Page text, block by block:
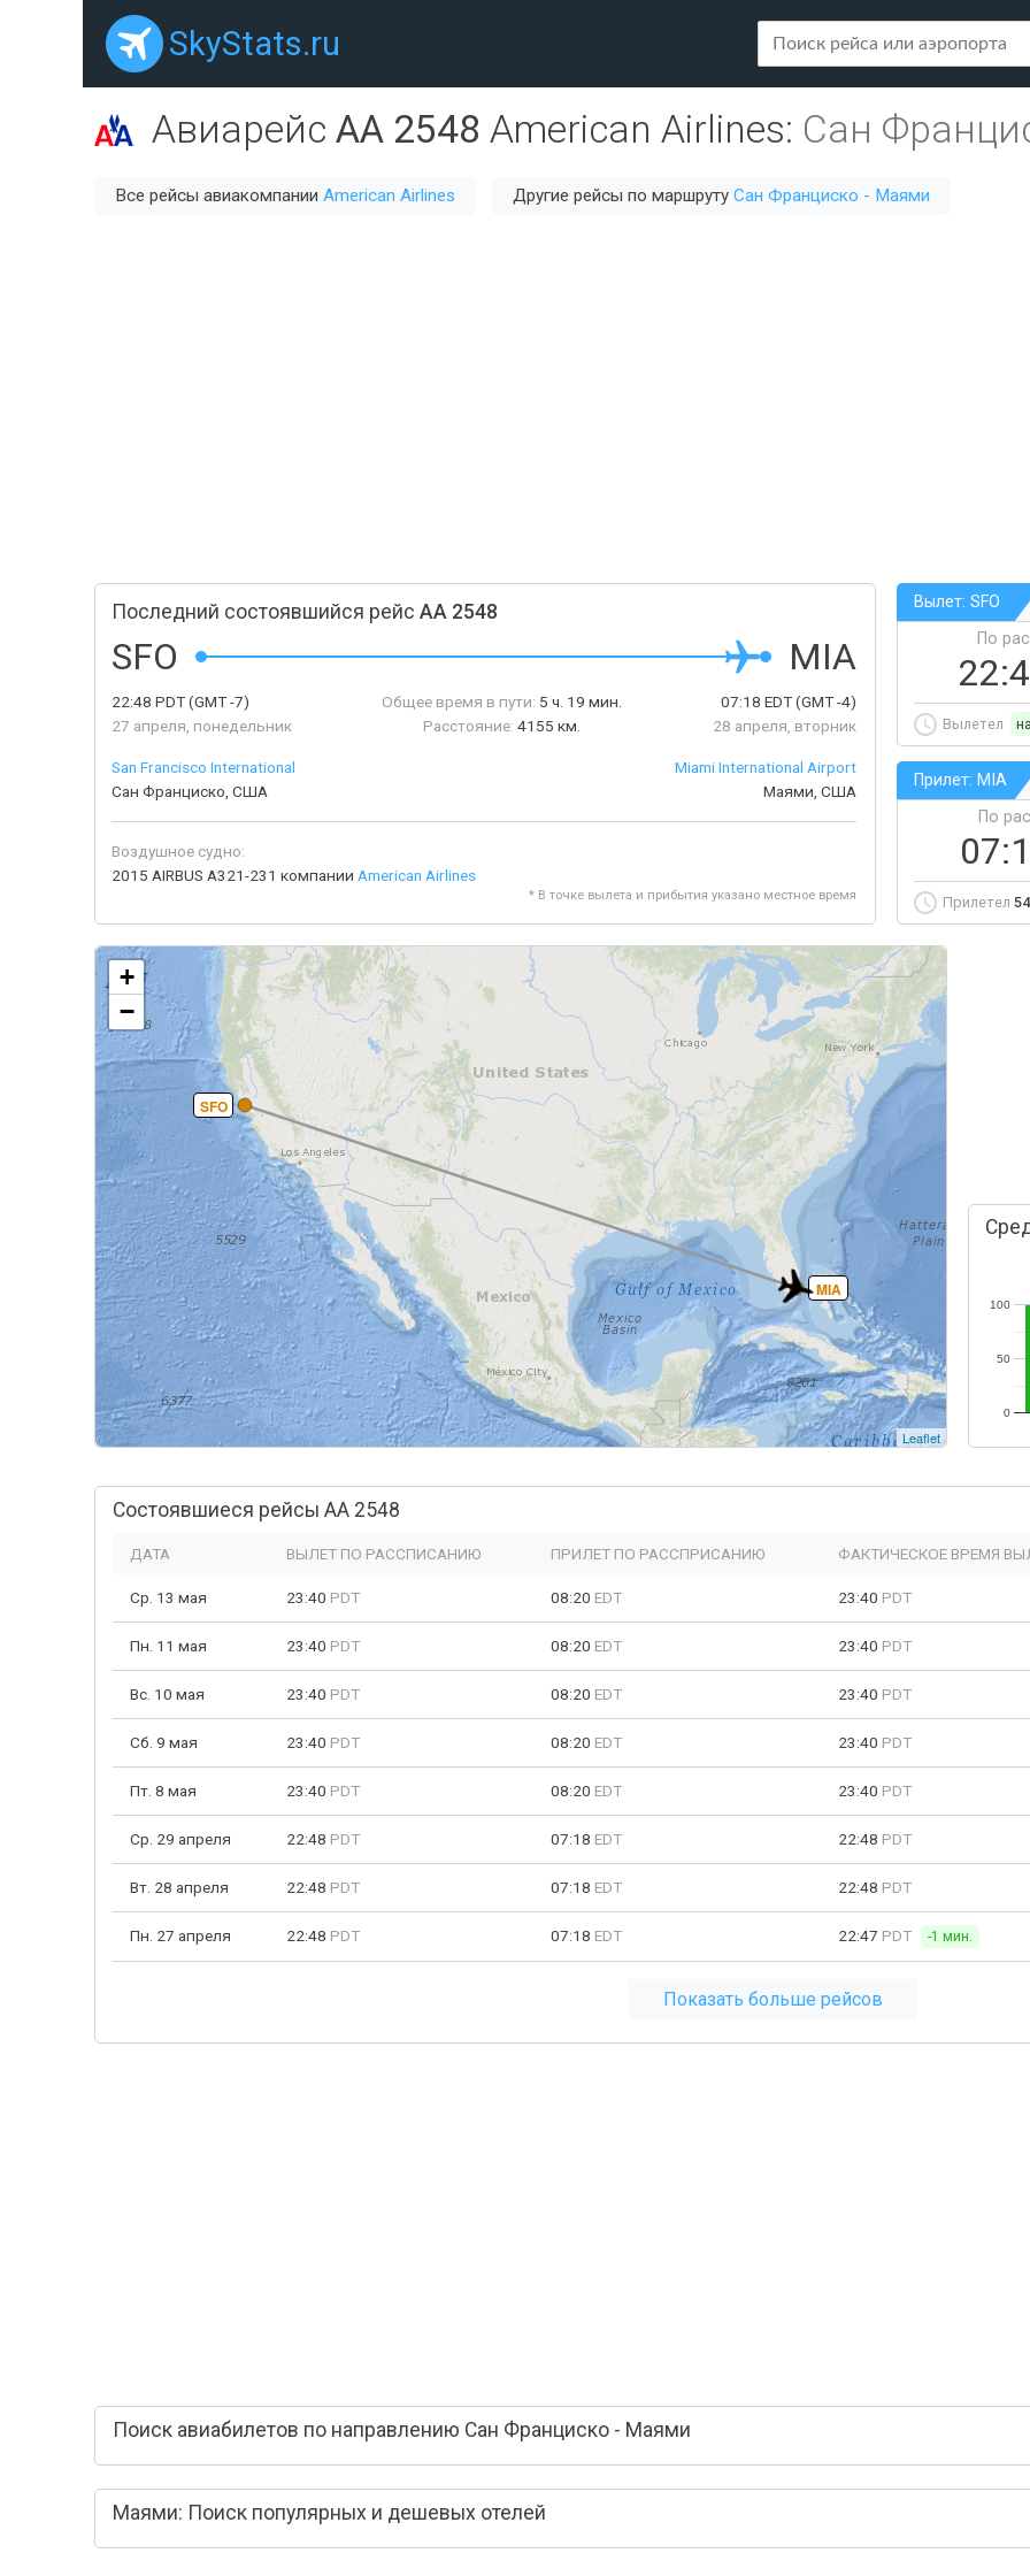
SkyStats.ru
Авиарейс AA 2548 American Airlines: Сан
Все рейсы авиакомпании American Airlines Другие рейсы по маршруту Сан Франциско - Маями
Последний состоявшийся рейс AA 2548
SFO MIA
22:48 PDT(GMT -7)
27 апреля, понедельник
Общее время в пути: 5 ч. 19 мин.
Расстояние: 4155 км.
07:18 EDT(GMT -4)
28 апреля, вторник
San Francisco International
Сан Франциско, США
Miami International Airport
Маями, США
Воздушное судно:
2015 AIRBUS A321-231 компании American Airlines
* В точке вылета и прибытия указано местное время
Вылет: SFO
По
Вылетел
Прилет: MIA
По
Прилетел
SFO
MIA
+
−
Leaflet
0
50
100
Состоявшиеся рейсы AA 2548
ДАТА ВЫЛЕТ ПО РАССПИСАНИЮ ПРИЛЕТ ПО РАССПРИСАНИЮ ФАКТИЧЕСКОЕ ВРЕМЯ
Ср. 13 мая 23:40 PDT 08:20 EDT 23:40 PDT
Пн. 11 мая 23:40 PDT 08:20 EDT 23:40 PDT
Вс. 10 мая 23:40 PDT 08:20 EDT 23:40 PDT
Сб. 9 мая 23:40 PDT 08:20 EDT 23:40 PDT
Пт. 8 мая 23:40 PDT 08:20 EDT 23:40 PDT
Ср. 29 апреля 22:48 PDT 07:18 EDT 22:48 PDT
Вт. 28 апреля 22:48 PDT 07:18 EDT 22:48 PDT
Пн. 27 апреля 22:48 PDT 07:18 EDT 22:47 PDT -1 мин.
Показать больше рейсов
Поиск авиабилетов по направлению Сан Франциско - Маями
Маями: Поиск популярных и дешевых отелей